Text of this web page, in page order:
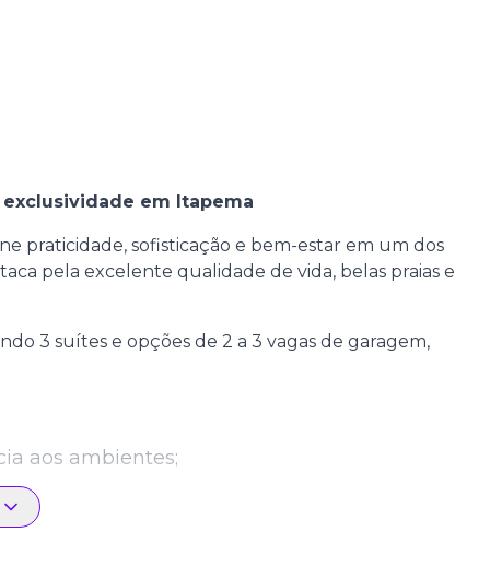
em Itapema
praticidade, sofisticação e bem-estar em um dos
pela excelente qualidade de vida, belas praias e
3 suítes e opções de 2 a 3 vagas de garagem,
aos ambientes;
do espaço;
lazer em família e com amigos;